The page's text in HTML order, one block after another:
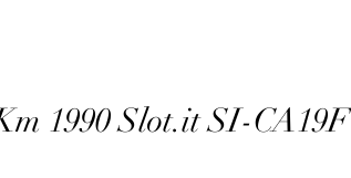
1990 Slot.it SI-CA19F